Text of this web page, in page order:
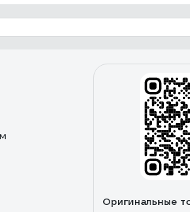
Оригинальные